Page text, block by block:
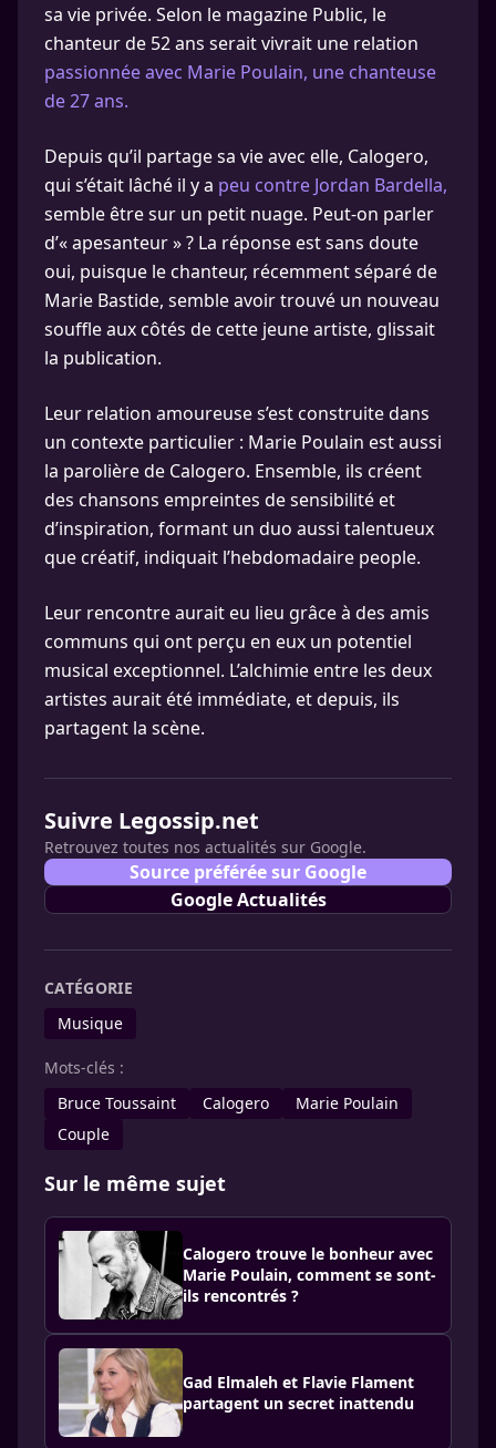
sa vie privée. Selon le magazine Public, le
chanteur de 52 ans serait vivrait une relation
passionnée avec Marie Poulain, une chanteuse
de 27 ans.
Depuis qu’il partage sa vie avec elle, Calogero,
qui s’était lâché il y a peu contre Jordan Bardella,
semble être sur un petit nuage. Peut-on parler
d’« apesanteur » ? La réponse est sans doute
oui, puisque le chanteur, récemment séparé de
Marie Bastide, semble avoir trouvé un nouveau
souffle aux côtés de cette jeune artiste, glissait
la publication.
Leur relation amoureuse s’est construite dans
un contexte particulier : Marie Poulain est aussi
la parolière de Calogero. Ensemble, ils créent
des chansons empreintes de sensibilité et
d’inspiration, formant un duo aussi talentueux
que créatif, indiquait l’hebdomadaire people.
Leur rencontre aurait eu lieu grâce à des amis
communs qui ont perçu en eux un potentiel
musical exceptionnel. L’alchimie entre les deux
artistes aurait été immédiate, et depuis, ils
partagent la scène.
Suivre Legossip.net
Retrouvez toutes nos actualités sur Google.
Source préférée sur Google
Google Actualités
CATÉGORIE
Musique
Mots-clés :
Bruce Toussaint
Calogero
Marie Poulain
Couple
Sur le même sujet
Calogero trouve le bonheur avec
Marie Poulain, comment se sont-
ils rencontrés ?
Gad Elmaleh et Flavie Flament
partagent un secret inattendu